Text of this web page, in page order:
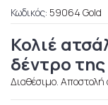
Κωδικός: 59064 Gold
Κολιέ
δέντρο
Διαθέσιμο. Αποστολή